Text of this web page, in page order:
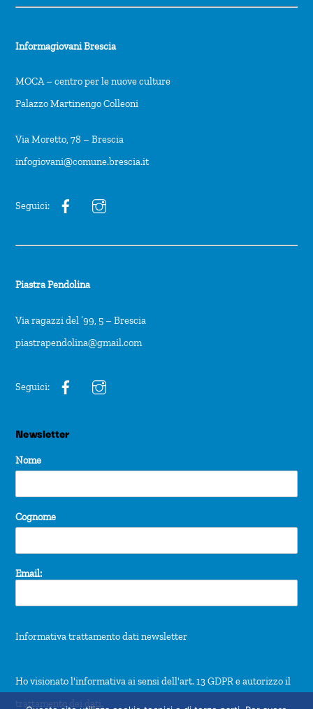
Informagiovani Brescia
MOCA – centro per le nuove culture
Palazzo Martinengo Colleoni
Via Moretto, 78 – Brescia
infogiovani@comune.brescia.it
Seguici:
Piastra Pendolina
Via ragazzi del ’99, 5 – Brescia
piastrapendolina@gmail.com
Seguici:
Newsletter
Nome
Cognome
Email:
Informativa trattamento dati newsletter
Ho visionato l'informativa ai sensi dell'art. 13 GDPR e autorizzo il
trattamento dei dati.